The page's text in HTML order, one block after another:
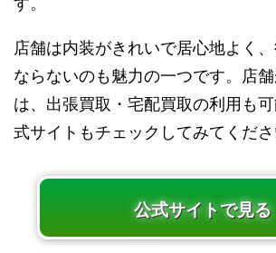
す。
店舗は内装がきれいで居心地よく
ならないのも魅力の一つです。店
は、出張買取・宅配買取の利用も
式サイトもチェックしてみてくださ
公式サイトで見る